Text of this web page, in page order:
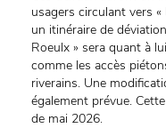
usagers circulant vers
un itinéraire de
Roeulx » sera quant à
comme les accès
riverains. Une
également prévue.
de mai 2026.